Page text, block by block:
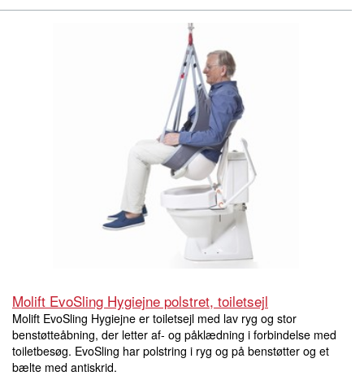
Molift EvoSling Hygiejne polstret, toiletsejl
Molift EvoSling Hygiejne er toiletsejl med lav ryg og stor
benstøtteåbning, der letter af- og påklædning i forbindelse med
toiletbesøg. EvoSling har polstring i ryg og på benstøtter og et
bælte med antiskrid.